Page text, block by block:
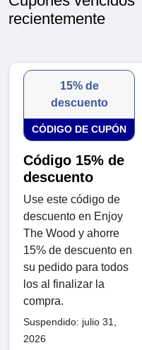
recientemente
15% de
descuento
CÓDIGO DE CUPÓN
Código 15% de
descuento
Use este código de
descuento en Enjoy
The Wood y ahorre
15% de descuento en
su pedido para todos
los al finalizar la
compra.
Suspendido: julio 31,
2026